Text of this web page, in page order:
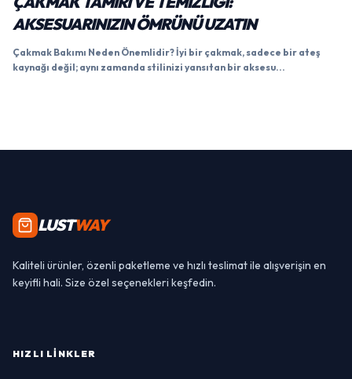
AKSESUARINIZIN ÖMRÜNÜ UZATIN
Çakmak Bakımı Neden Önemlidir? İyi bir çakmak, sadece bir ateş
kaynağı değil; aynı zamanda stilinizi yansıtan bir aksesu...
LUSTWAY
Kaliteli ürünler, özenli paketleme ve hızlı teslimat ile alışverişin en
keyifli hali. Size özel seçenekleri keşfedin.
HIZLI LINKLER